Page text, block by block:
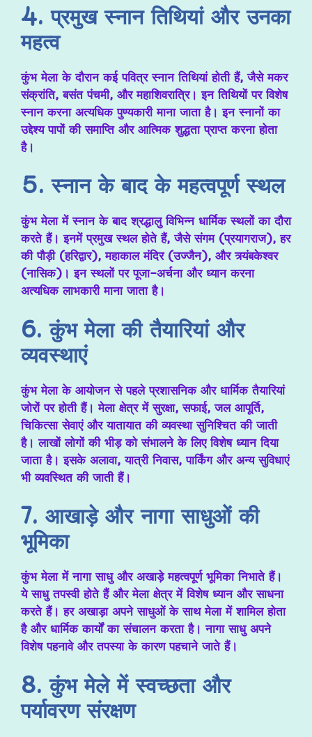
4. प्रमुख स्नान तिथियां और उनका
महत्व
कुंभ मेला के दौरान कई पवित्र स्नान तिथियां होती हैं, जैसे मकर
संक्रांति, बसंत पंचमी, और महाशिवरात्रि। इन तिथियों पर विशेष
स्नान करना अत्यधिक पुण्यकारी माना जाता है। इन स्नानों का
उद्देश्य पापों की समाप्ति और आत्मिक शुद्धता प्राप्त करना होता
है।
5. स्नान के बाद के महत्वपूर्ण स्थल
कुंभ मेला में स्नान के बाद श्रद्धालु विभिन्न धार्मिक स्थलों का दौरा
करते हैं। इनमें प्रमुख स्थल होते हैं, जैसे संगम (प्रयागराज), हर
की पौड़ी (हरिद्वार), महाकाल मंदिर (उज्जैन), और त्र्यंबकेश्वर
(नासिक)। इन स्थलों पर पूजा-अर्चना और ध्यान करना
अत्यधिक लाभकारी माना जाता है।
6. कुंभ मेला की तैयारियां और
व्यवस्थाएं
कुंभ मेला के आयोजन से पहले प्रशासनिक और धार्मिक तैयारियां
जोरों पर होती हैं। मेला क्षेत्र में सुरक्षा, सफाई, जल आपूर्ति,
चिकित्सा सेवाएं और यातायात की व्यवस्था सुनिश्चित की जाती
है। लाखों लोगों की भीड़ को संभालने के लिए विशेष ध्यान दिया
जाता है। इसके अलावा, यात्री निवास, पार्किंग और अन्य सुविधाएं
भी व्यवस्थित की जाती हैं।
7. आखाड़े और नागा साधुओं की
भूमिका
कुंभ मेला में नागा साधु और अखाड़े महत्वपूर्ण भूमिका निभाते हैं।
ये साधु तपस्वी होते हैं और मेला क्षेत्र में विशेष ध्यान और साधना
करते हैं। हर अखाड़ा अपने साधुओं के साथ मेला में शामिल होता
है और धार्मिक कार्यों का संचालन करता है। नागा साधु अपने
विशेष पहनावे और तपस्या के कारण पहचाने जाते हैं।
8. कुंभ मेले में स्वच्छता और
पर्यावरण संरक्षण